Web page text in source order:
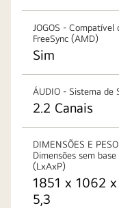
JOGOS - Compatível
FreeSync (AMD)
Sim
ÁUDIO - Sistema de
2.2 Canais
DIMENSÕES E
Dimensões sem base
(LxAxP)
1851 x 1062
5,3